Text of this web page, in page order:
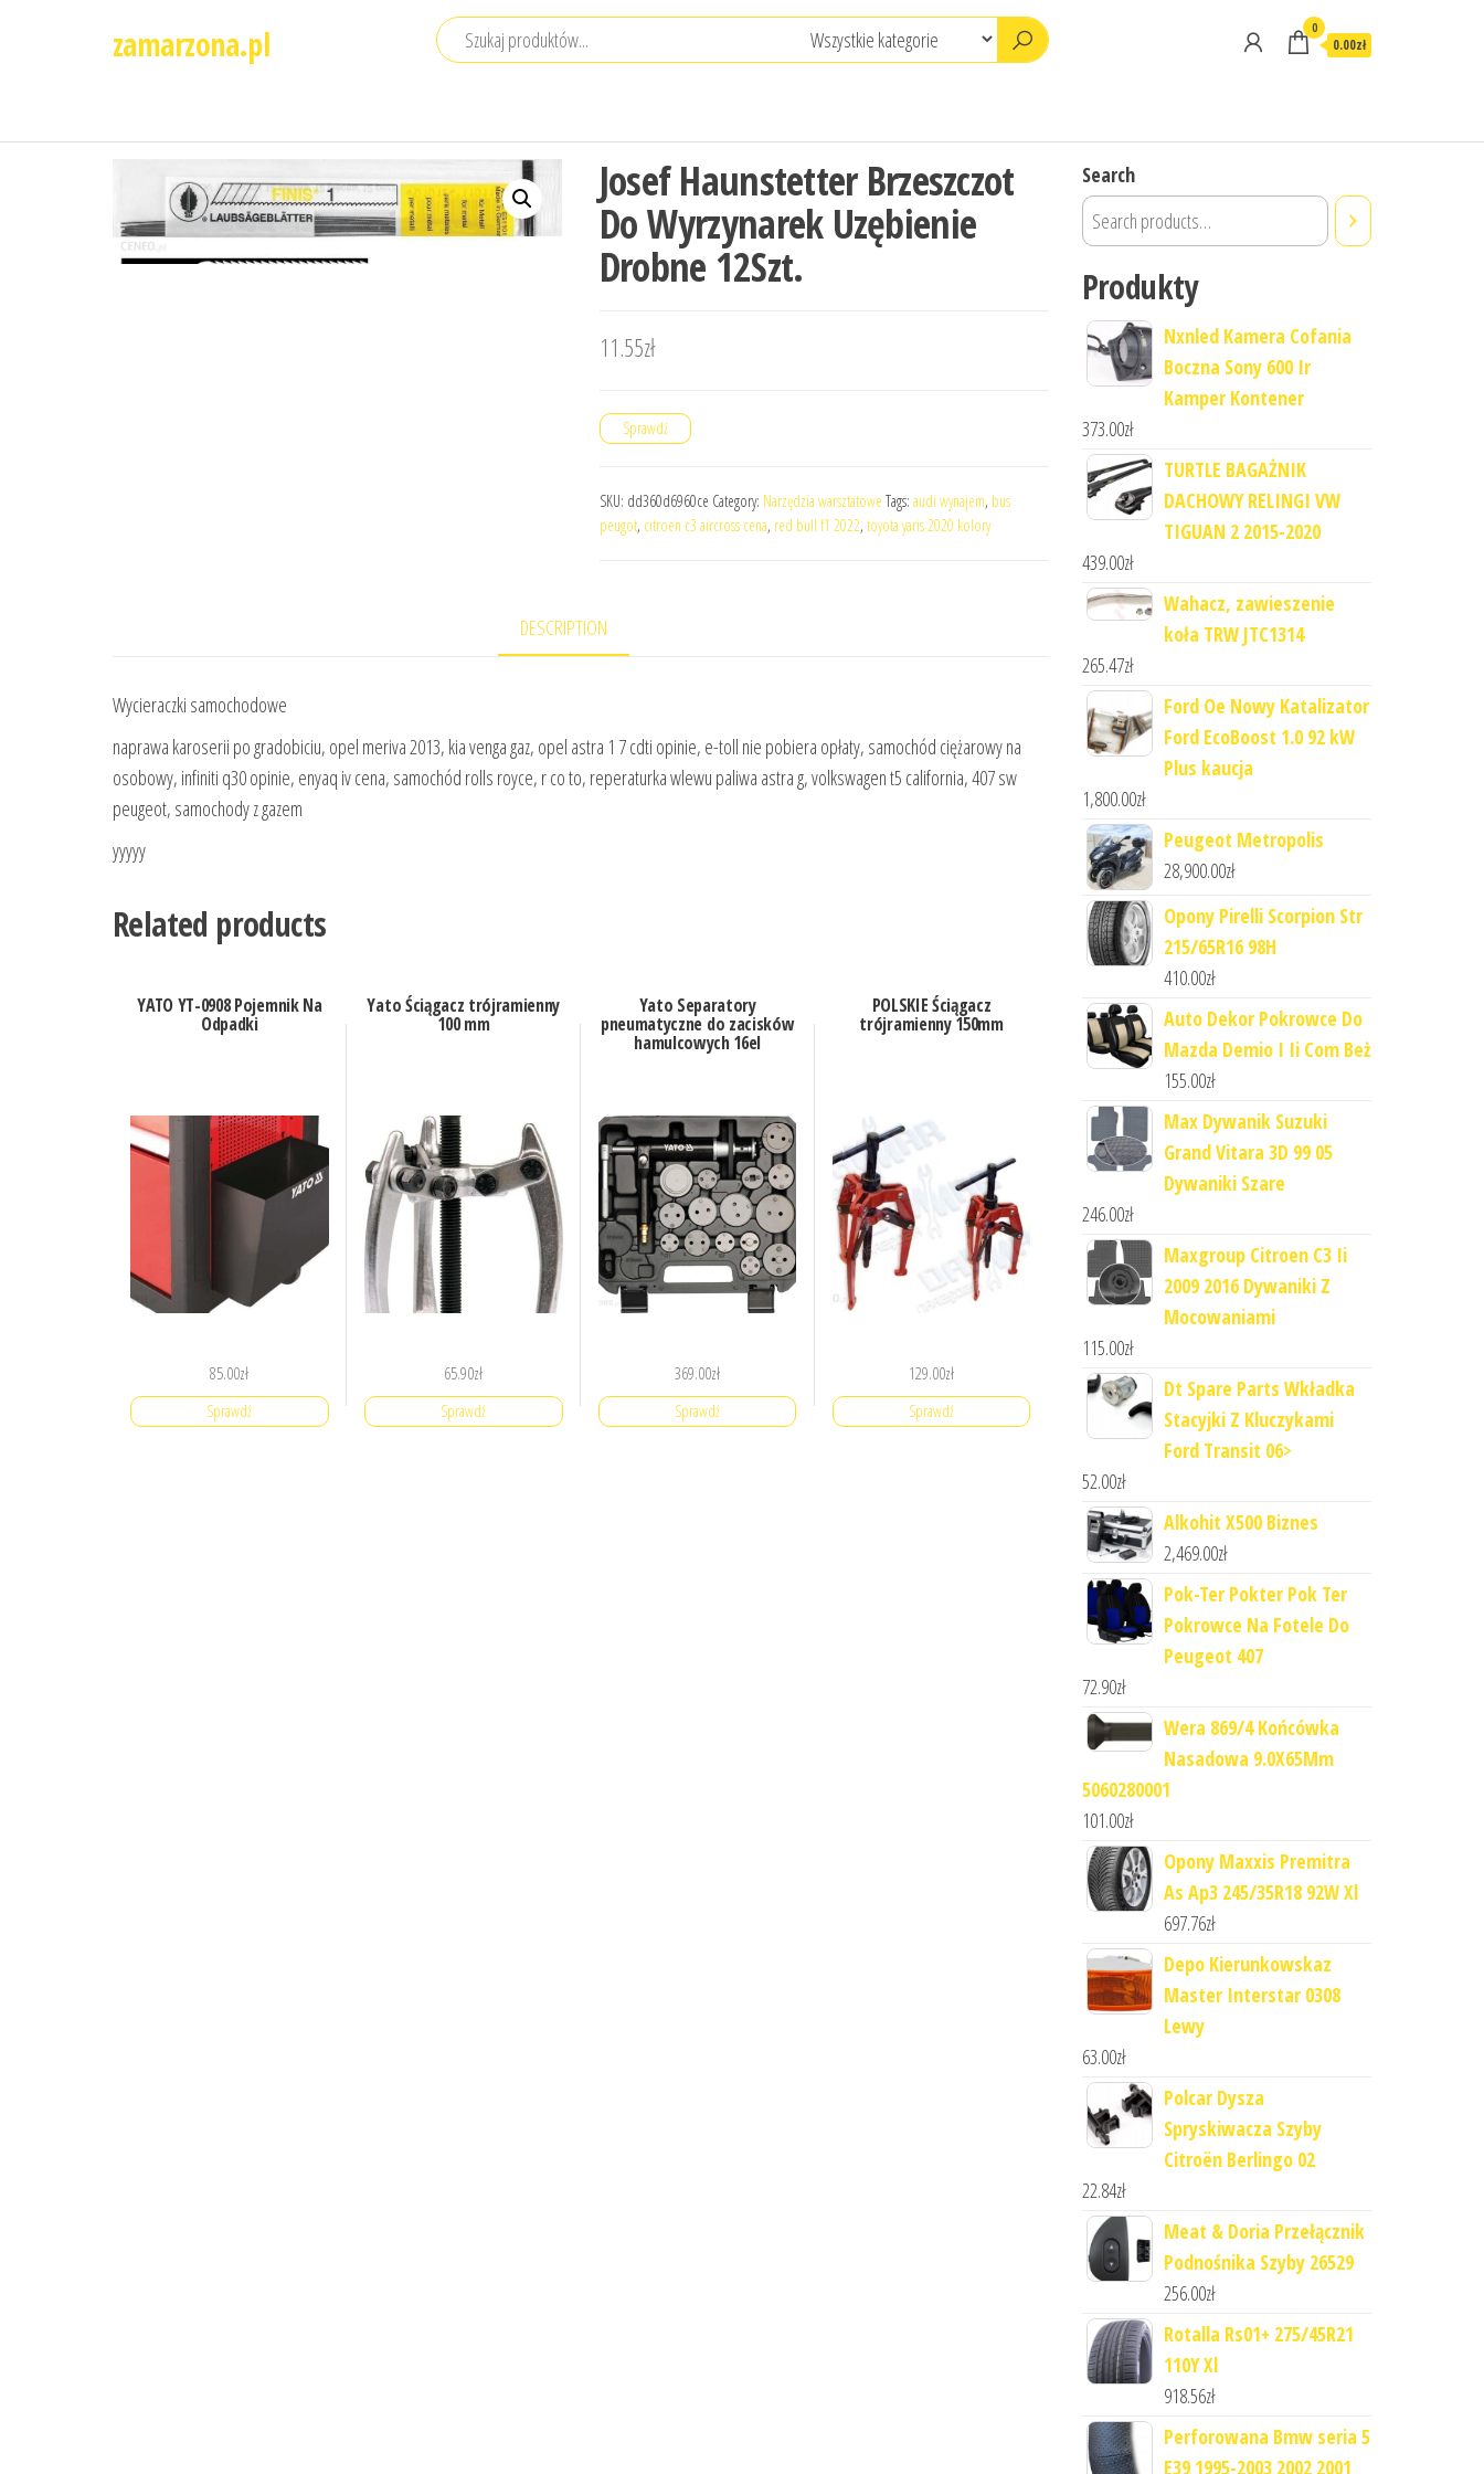
zamarzona.pl 0
0.00zł
Josef Haunstetter Brzeszczot
Do Wyrzynarek Uzębienie
Drobne 12Szt.
11.55zł
Sprawdź
SKU: dd360d6960ce Category: Narzędzia warsztatowe Tags: audi wynajem, bus
peugot, citroen c3 aircross cena, red bull f1 2022, toyota yaris 2020 kolory
DESCRIPTION
Wycieraczki samochodowe
naprawa karoserii po gradobiciu, opel meriva 2013, kia venga gaz, opel astra 1 7 cdti opinie, e-toll nie pobiera opłaty, samochód ciężarowy na
osobowy, infiniti q30 opinie, enyaq iv cena, samochód rolls royce, r co to, reperaturka wlewu paliwa astra g, volkswagen t5 california, 407 sw
peugeot, samochody z gazem
yyyyy
Related products
YATO YT-0908 Pojemnik Na
Odpadki
85.00zł
Sprawdź
Yato Ściągacz trójramienny
100 mm
65.90zł
Sprawdź
Yato Separatory
pneumatyczne do zacisków
hamulcowych 16el
369.00zł
Sprawdź
POLSKIE Ściągacz
trójramienny 150mm
129.00zł
Sprawdź
Search
Produkty
Nxnled Kamera Cofania
Boczna Sony 600 Ir
Kamper Kontener
373.00zł
TURTLE BAGAŻNIK
DACHOWY RELINGI VW
TIGUAN 2 2015-2020
439.00zł
Wahacz, zawieszenie
koła TRW JTC1314
265.47zł
Ford Oe Nowy Katalizator
Ford EcoBoost 1.0 92 kW
Plus kaucja
1,800.00zł
Peugeot Metropolis
28,900.00zł
Opony Pirelli Scorpion Str
215/65R16 98H
410.00zł
Auto Dekor Pokrowce Do
Mazda Demio I Ii Com Beż
155.00zł
Max Dywanik Suzuki
Grand Vitara 3D 99 05
Dywaniki Szare
246.00zł
Maxgroup Citroen C3 Ii
2009 2016 Dywaniki Z
Mocowaniami
115.00zł
Dt Spare Parts Wkładka
Stacyjki Z Kluczykami
Ford Transit 06>
52.00zł
Alkohit X500 Biznes
2,469.00zł
Pok-Ter Pokter Pok Ter
Pokrowce Na Fotele Do
Peugeot 407
72.90zł
Wera 869/4 Końcówka
Nasadowa 9.0X65Mm
5060280001
101.00zł
Opony Maxxis Premitra
As Ap3 245/35R18 92W Xl
697.76zł
Depo Kierunkowskaz
Master Interstar 0308
Lewy
63.00zł
Polcar Dysza
Spryskiwacza Szyby
Citroën Berlingo 02
22.84zł
Meat & Doria Przełącznik
Podnośnika Szyby 26529
256.00zł
Rotalla Rs01+ 275/45R21
110Y Xl
918.56zł
Perforowana Bmw seria 5
E39 1995-2003 2002 2001